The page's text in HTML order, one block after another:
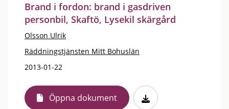
Brand i fordon: brand i gasdriven
personbil, Skaftö, Lysekil skärgård
Olsson Ulrik
Räddningstjänsten Mitt Bohuslän
2013-01-22
Öppna dokument